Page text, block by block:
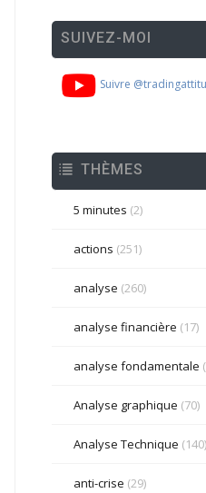
<em> <i> <q
SUIVEZ-MOI
Suivre
THÈMES
5 minutes (2)
actions (251)
analyse (260)
analyse financière (17)
analyse fondamentale
Analyse graphique (70)
Analyse Technique (140)
anti-crise (29)